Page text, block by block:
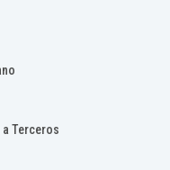
Terceros